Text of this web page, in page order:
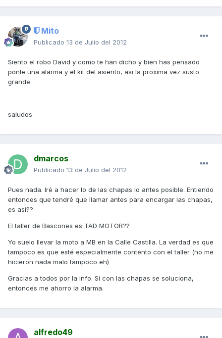
Mito
Publicado 13 de Julio del 2012
Siento el robo David y como te han dicho y bien has pensado
ponle una alarma y el kit del asiento, asi la proxima vez susto
grande
saludos
dmarcos
Publicado 13 de Julio del 2012
Pues nada. Iré a hacer lo de las chapas lo antes posible. Entiendo
entonces que tendré que llamar antes para encargar las chapas,
es asi??
El taller de Bascones es TAD MOTOR??
Yo suelo llevar la moto a MB en la Calle Castilla. La verdad es que
tampoco es que esté especialmente contento con el taller (no me
hicieron nada malo tampoco eh)
Gracias a todos por la info. Si con las chapas se soluciona,
entonces me ahorro la alarma.
alfredo49